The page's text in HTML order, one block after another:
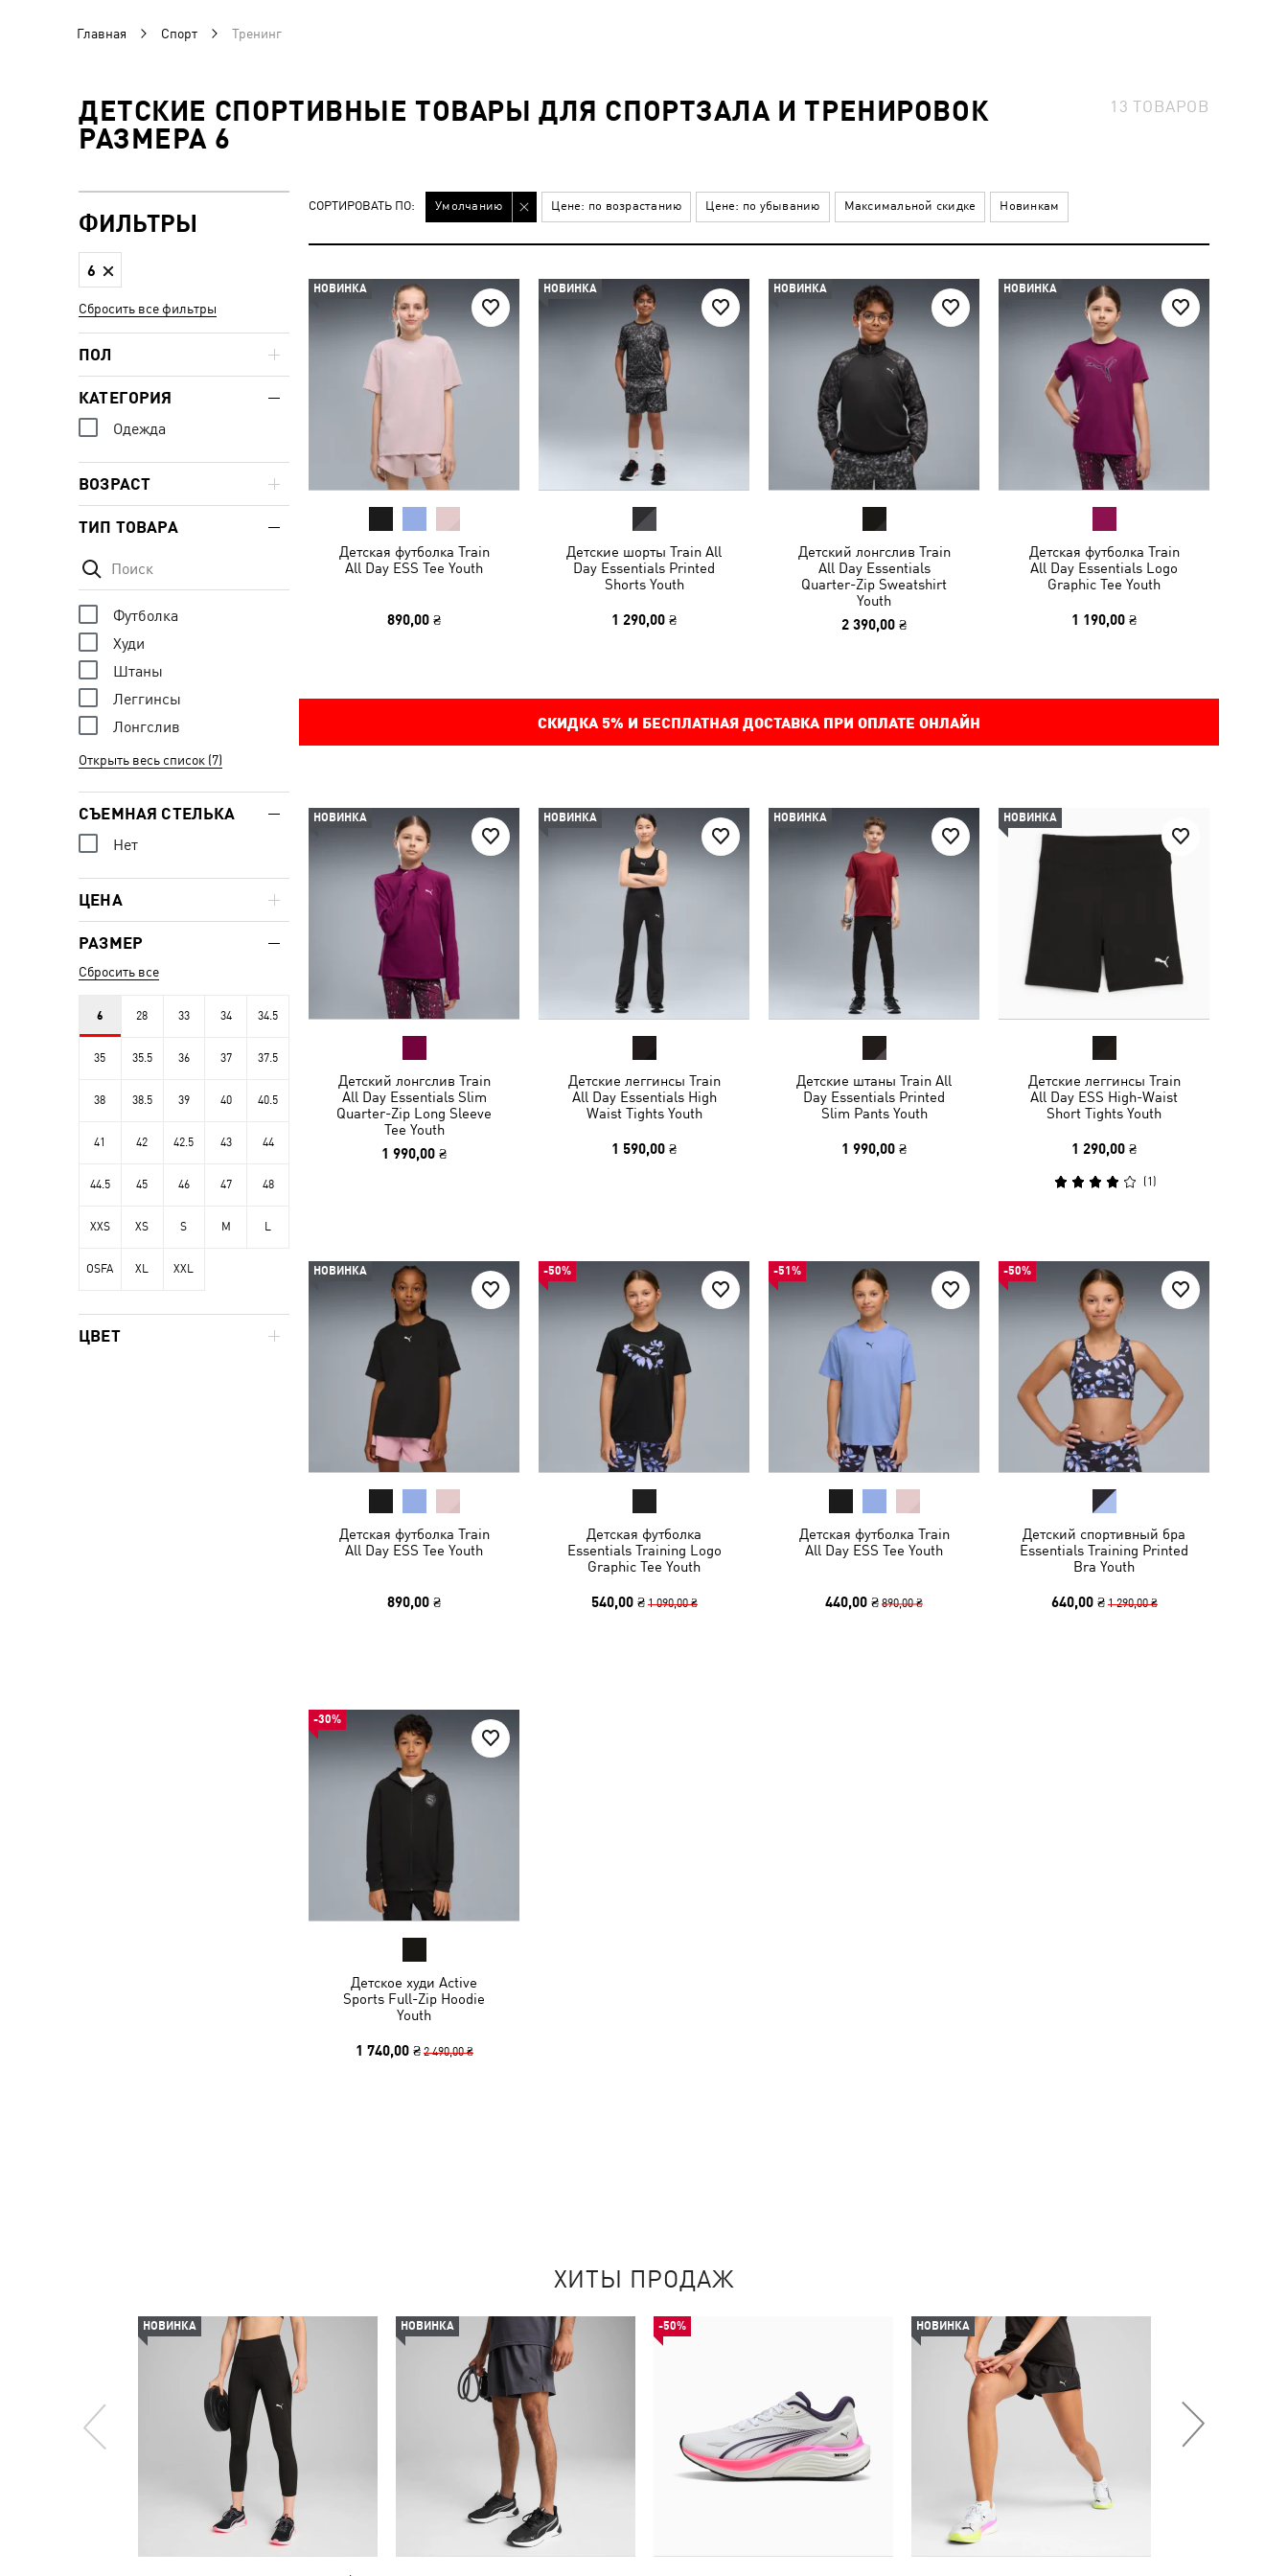
Главная Спорт Тренинг
ДЕТСКИЕ СПОРТИВНЫЕ ТОВАРЫ ДЛЯ СПОРТЗАЛА И ТРЕНИРОВОК
РАЗМЕРА 6
13ТОВАРОВ
СОРТИРОВАТЬ ПО: Умолчанию Цене: по возрастанию Цене: по убыванию Максимальной скидке Новинкам
НОВИНКА
Детская футболка Train
All Day ESS Tee Youth
890,00 ₴
НОВИНКА
Детские шорты Train All
Day Essentials Printed
Shorts Youth
1 290,00 ₴
НОВИНКА
Детский лонгслив Train
All Day Essentials
Quarter-Zip Sweatshirt
Youth
2 390,00 ₴
НОВИНКА
Детская футболка Train
All Day Essentials Logo
Graphic Tee Youth
1 190,00 ₴
СКИДКА 5% И БЕСПЛАТНАЯ ДОСТАВКА ПРИ ОПЛАТЕ ОНЛАЙН
НОВИНКА
Детский лонгслив Train
All Day Essentials Slim
Quarter-Zip Long Sleeve
Tee Youth
1 990,00 ₴
НОВИНКА
Детские леггинсы Train
All Day Essentials High
Waist Tights Youth
1 590,00 ₴
НОВИНКА
Детские штаны Train All
Day Essentials Printed
Slim Pants Youth
1 990,00 ₴
НОВИНКА
Детские леггинсы Train
All Day ESS High-Waist
Short Tights Youth
1 290,00 ₴
(1 )
НОВИНКА
Детская футболка Train
All Day ESS Tee Youth
890,00 ₴
-50%
Детская футболка
Essentials Training Logo
Graphic Tee Youth
540,00 ₴ 1 090,00 ₴
-51%
Детская футболка Train
All Day ESS Tee Youth
440,00 ₴890,00 ₴
-50%
Детский спортивный бра
Essentials Training Printed
Bra Youth
640,00 ₴ 1 290,00 ₴
-30%
Детское худи Active
Sports Full-Zip Hoodie
Youth
1 740,00 ₴ 2 490,00 ₴
ФИЛЬТРЫ
6
Сбросить все фильтры
ПОЛ
КАТЕГОРИЯ
Одежда
ВОЗРАСТ
ТИП ТОВАРА
Футболка
Худи
Штаны
Леггинсы
Лонгслив
Открыть весь список (7)
СЪЕМНАЯ СТЕЛЬКА
Нет
ЦЕНА
РАЗМЕР
Сбросить все
6 28 33 34 34.5
35 35.5 36 37 37.5
38 38.5 39 40 40.5
41 42 42.5 43 44
44.5 45 46 47 48
XXS XS S M L
OSFA XL XXL
ЦВЕТ
ХИТЫ ПРОДАЖ
НОВИНКА НОВИНКА -50% НОВИНКА